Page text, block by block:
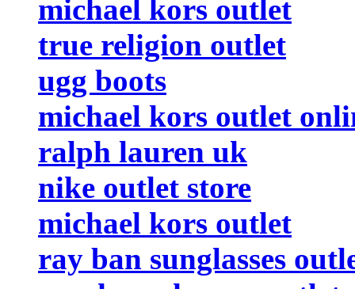
michael kors outlet
true religion outlet
ugg boots
michael kors outlet
ralph lauren uk
nike outlet store
michael kors outlet
ray ban sunglasses